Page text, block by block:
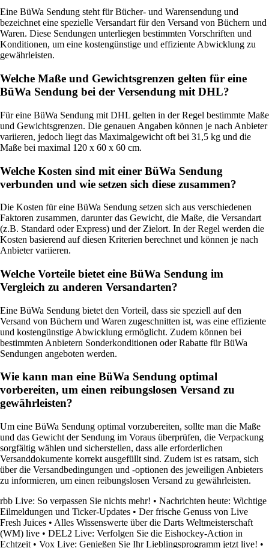
Eine BüWa Sendung steht für Bücher- und Warensendung und
bezeichnet eine spezielle Versandart für den Versand von Büchern und
Waren. Diese Sendungen unterliegen bestimmten Vorschriften und
Konditionen, um eine kostengünstige und effiziente Abwicklung zu
gewährleisten.
Welche Maße und Gewichtsgrenzen gelten für eine
BüWa Sendung bei der Versendung mit DHL?
Für eine BüWa Sendung mit DHL gelten in der Regel bestimmte Maße
und Gewichtsgrenzen. Die genauen Angaben können je nach Anbieter
variieren, jedoch liegt das Maximalgewicht oft bei 31,5 kg und die
Maße bei maximal 120 x 60 x 60 cm.
Welche Kosten sind mit einer BüWa Sendung
verbunden und wie setzen sich diese zusammen?
Die Kosten für eine BüWa Sendung setzen sich aus verschiedenen
Faktoren zusammen, darunter das Gewicht, die Maße, die Versandart
(z.B. Standard oder Express) und der Zielort. In der Regel werden die
Kosten basierend auf diesen Kriterien berechnet und können je nach
Anbieter variieren.
Welche Vorteile bietet eine BüWa Sendung im
Vergleich zu anderen Versandarten?
Eine BüWa Sendung bietet den Vorteil, dass sie speziell auf den
Versand von Büchern und Waren zugeschnitten ist, was eine effiziente
und kostengünstige Abwicklung ermöglicht. Zudem können bei
bestimmten Anbietern Sonderkonditionen oder Rabatte für BüWa
Sendungen angeboten werden.
Wie kann man eine BüWa Sendung optimal
vorbereiten, um einen reibungslosen Versand zu
gewährleisten?
Um eine BüWa Sendung optimal vorzubereiten, sollte man die Maße
und das Gewicht der Sendung im Voraus überprüfen, die Verpackung
sorgfältig wählen und sicherstellen, dass alle erforderlichen
Versanddokumente korrekt ausgefüllt sind. Zudem ist es ratsam, sich
über die Versandbedingungen und -optionen des jeweiligen Anbieters
zu informieren, um einen reibungslosen Versand zu gewährleisten.
rbb Live: So verpassen Sie nichts mehr! • Nachrichten heute: Wichtige
Eilmeldungen und Ticker-Updates • Der frische Genuss von Live
Fresh Juices • Alles Wissenswerte über die Darts Weltmeisterschaft
(WM) live • DEL2 Live: Verfolgen Sie die Eishockey-Action in
Echtzeit • Vox Live: Genießen Sie Ihr Lieblingsprogramm jetzt live! •